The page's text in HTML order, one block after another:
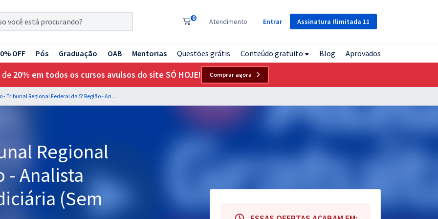
Assinatura Ilimitada 11
0 Atendimento Entrar
OFF Pós Graduação OAB Mentorias Questões grátis Conteúdo gratuito Blog Aprovados
de 20% em todos os cursos avulsos do site SÓ HOJE! Comprar agora
TRF 5ª Região - Tribunal Regional Federal da 5ª Região - Analista Judiciário - Área Judiciária (Sem Especialidade)
Regional
- Analista
(Sem